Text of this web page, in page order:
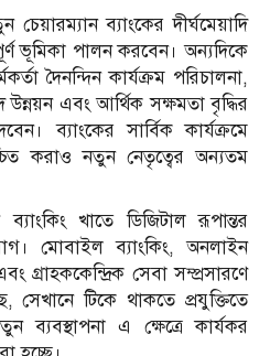
চেয়ারম্যান ব্যাংকের দীর্ঘমেয়াদি
ভূমিকা পালন করবেন। অন্যদিকে
দৈনন্দিন কার্যক্রম পরিচালনা,
উন্নয়ন এবং আর্থিক সক্ষমতা বৃদ্ধির
ব্যাংকের সার্বিক কার্যক্রমে
করাও নতুন নেতৃত্বের অন্যতম
খাতে ডিজিটাল রূপান্তর
মোবাইল ব্যাংকিং, অনলাইন
গ্রাহককেন্দ্রিক সেবা সম্প্রসারণে
সেখানে টিকে থাকতে প্রযুক্তিতে
ব্যবস্থাপনা এ ক্ষেত্রে কার্যকর